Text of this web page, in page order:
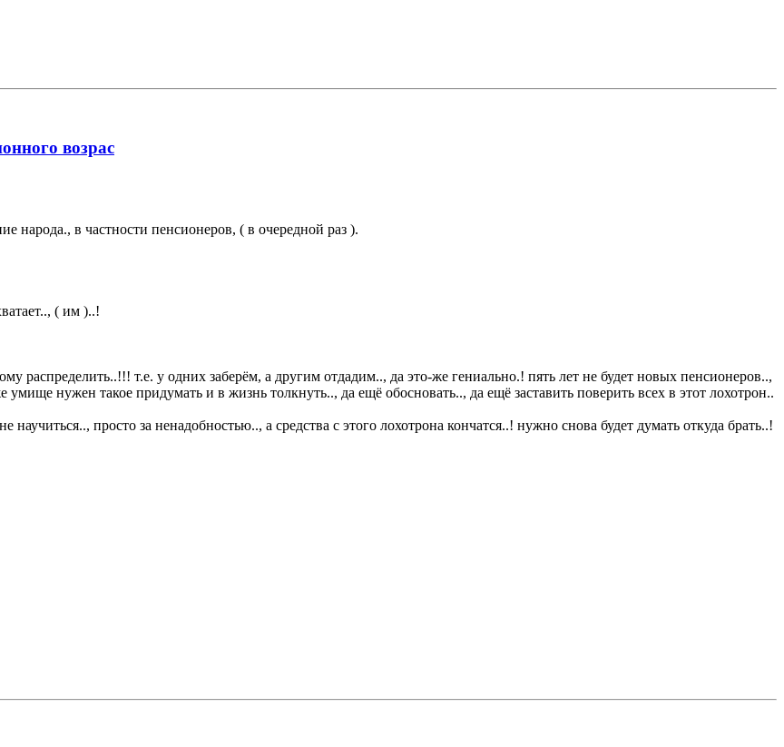
возрас
народа., в частности пенсионеров, ( в очередной раз ).
( им )..!
распределить..!!! т.е. у одних заберём, а другим отдадим.., да это-же гениально.! пять лет не будет новых пенсионеров..,
нужен такое придумать и в жизнь толкнуть.., да ещё обосновать.., да ещё заставить поверить всех в этот лохотрон..
просто за ненадобностью.., а средства с этого лохотрона кончатся..! нужно снова будет думать откуда брать..!